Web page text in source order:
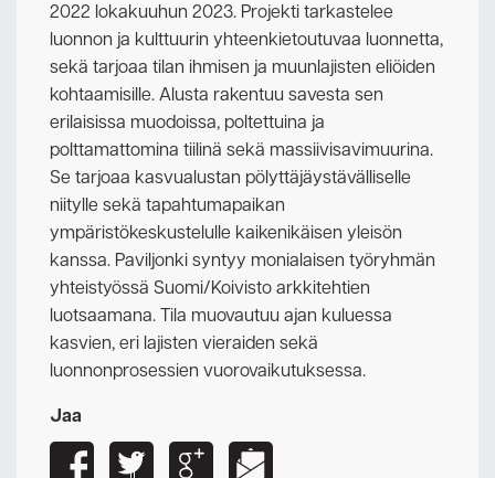
2022 lokakuuhun 2023. Projekti tarkastelee
luonnon ja kulttuurin yhteenkietoutuvaa luonnetta,
sekä tarjoaa tilan ihmisen ja muunlajisten eliöiden
kohtaamisille. Alusta rakentuu savesta sen
erilaisissa muodoissa, poltettuina ja
polttamattomina tiilinä sekä massiivisavimuurina.
Se tarjoaa kasvualustan pölyttäjäystävälliselle
niitylle sekä tapahtumapaikan
ympäristökeskustelulle kaikenikäisen yleisön
kanssa. Paviljonki syntyy monialaisen työryhmän
yhteistyössä Suomi/Koivisto arkkitehtien
luotsaamana. Tila muovautuu ajan kuluessa
kasvien, eri lajisten vieraiden sekä
luonnonprosessien vuorovaikutuksessa.
Jaa